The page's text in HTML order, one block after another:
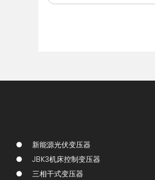
新能源光伏变压器
JBK3机床控制变压器
三相干式变压器